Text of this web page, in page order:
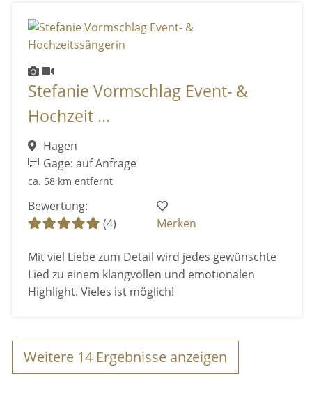
Stefanie Vormschlag Event- &
Hochzeit ...
Hagen
Gage: auf Anfrage
ca. 58 km entfernt
Bewertung:
(4)
Merken
Mit viel Liebe zum Detail wird jedes gewünschte
Lied zu einem klangvollen und emotionalen
Highlight. Vieles ist möglich!
Weitere 14 Ergebnisse anzeigen